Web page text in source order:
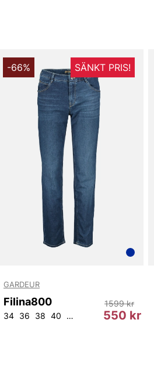
W34L30 W26L32 W27L32 W32L32
-66% SÄNKT PRIS!
GARDEUR
Filina800
34 36 38 40 42 550 kr
1599 kr